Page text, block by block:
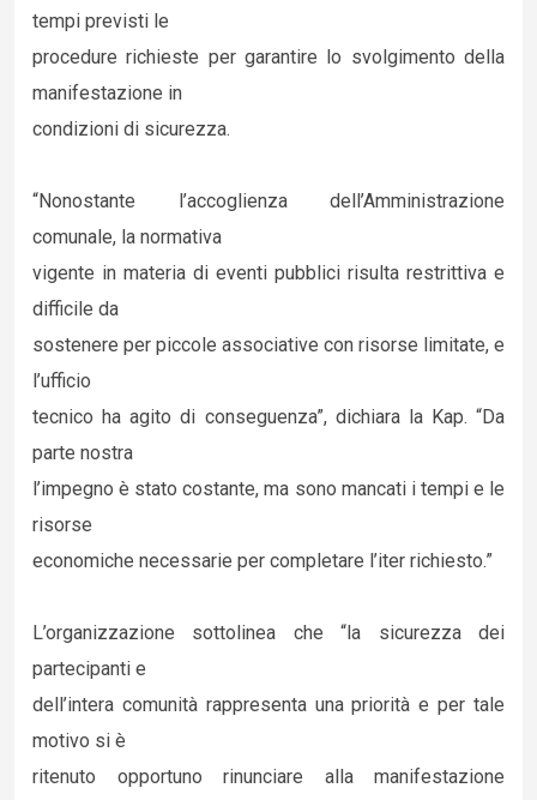
tempi previsti le
procedure richieste per garantire lo svolgimento della
manifestazione in
condizioni di sicurezza.
“Nonostante l’accoglienza dell’Amministrazione
comunale, la normativa
vigente in materia di eventi pubblici risulta restrittiva e
difficile da
sostenere per piccole associative con risorse limitate, e
l’ufficio
tecnico ha agito di conseguenza”, dichiara la Kap. “Da
parte nostra
l’impegno è stato costante, ma sono mancati i tempi e le
risorse
economiche necessarie per completare l’iter richiesto.”
L’organizzazione sottolinea che “la sicurezza dei
partecipanti e
dell’intera comunità rappresenta una priorità e per tale
motivo si è
ritenuto opportuno rinunciare alla manifestazione